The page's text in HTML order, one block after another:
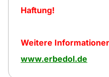
Haftung!
Weitere
www.erbedol.de